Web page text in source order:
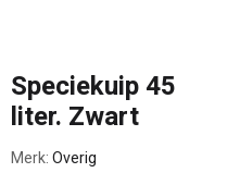
Speciekuip 45
liter. Zwart
Merk:Overig